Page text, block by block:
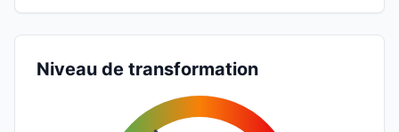
Niveau de transformation